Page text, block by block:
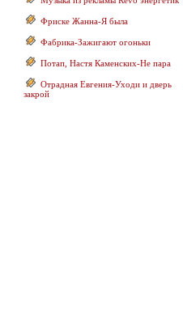
Фриске Жанна-Я была
Фабрика-Зажигают огоньки
Потап, Настя Каменских-Не пара
Отрадная Евгения-Уходи и дверь
закрой